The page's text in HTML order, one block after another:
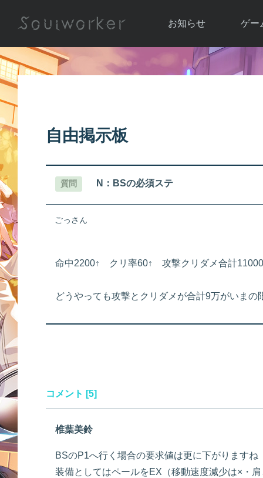
お知らせ
お知らせ一覧
ゲー
ソウ
アップ
自由掲示板
質問 N：BSの必須ステ
ごっさん
命中2200↑ クリ率60↑ 攻撃クリダメ合計
どうやっても攻撃とクリダメが合計9万がいま
コメント [5]
椎葉美鈴
BSのP1へ行く場合の要求値は更に下がりますね
装備としてはペールをEX（移動速度減少は×・